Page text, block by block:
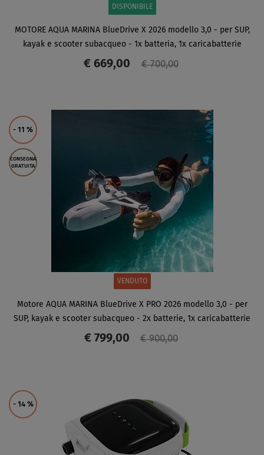
DISPONIBILE
MOTORE AQUA MARINA BlueDrive X 2026 modello 3,0 - per SUP,
kayak e scooter subacqueo - 1x batteria, 1x caricabatterie
€ 669,00 € 700,00
SCHERMO
- 11 %
CONSEGNA
GRATUITA
VENDUTO
Motore AQUA MARINA BlueDrive X PRO 2026 modello 3,0 - per
SUP, kayak e scooter subacqueo - 2x batterie, 1x caricabatterie
€ 799,00 € 900,00
- 14 %